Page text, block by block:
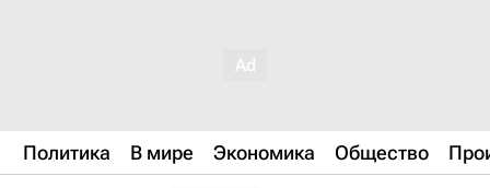
Политика В мире Экономика Общество